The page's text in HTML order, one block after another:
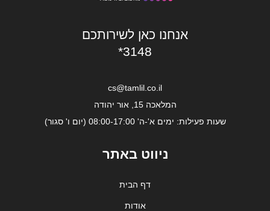
אנחנו כאן לשירותכם
*3148
cs@tamlil.co.il
המלאכה 15, אור יהודה
שעות פעילות: ימים א'-ה' 08:00-17:00 (יום ו' סגור)
ניווט באתר
דף הבית
אודות